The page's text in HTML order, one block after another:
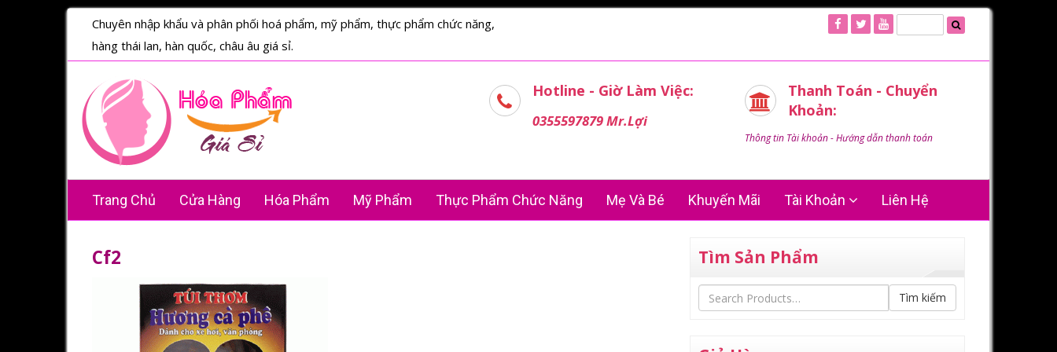
Chuyên nhập khẩu và phân phối hoá phẩm, mỹ phẩm, thực phẩm chức năng,
hàng thái lan, hàn quốc, châu âu giá sỉ.
Hotline - Giờ Làm Việc:
0355597879 Mr.Lợi
Thanh Toán - Chuyển
Khoản:
Thông tin Tài khoản - Hướng dẫn thanh toán
Trang Chủ Cửa Hàng Hóa Phẩm Mỹ Phẩm Thực Phẩm Chức Năng Mẹ Và Bé Khuyến Mãi Tài Khoản Liên Hệ
Cf2 Tìm Sản Phẩm
Tìm kiếm